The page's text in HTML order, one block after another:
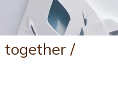
together /